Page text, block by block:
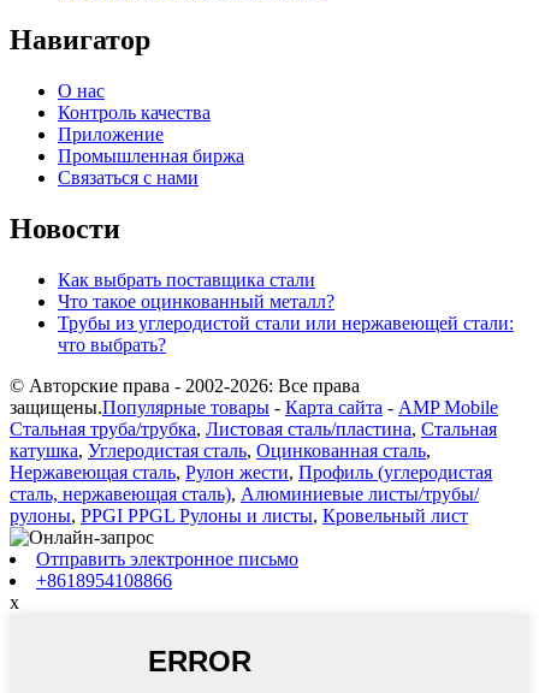
Навигатор
О нас
Контроль качества
Приложение
Промышленная биржа
Связаться с нами
Новости
Как выбрать поставщика стали
Что такое оцинкованный металл?
Трубы из углеродистой стали или нержавеющей стали:
что выбрать?
© Авторские права - 2002-2026: Все права
защищены.Популярные товары - Карта сайта - AMP Mobile
Стальная труба/трубка, Листовая сталь/пластина, Стальная
катушка, Углеродистая сталь, Оцинкованная сталь,
Нержавеющая сталь, Рулон жести, Профиль (углеродистая
сталь, нержавеющая сталь), Алюминиевые листы/трубы/
рулоны, PPGI PPGL Рулоны и листы, Кровельный лист
Отправить электронное письмо
+8618954108866
x